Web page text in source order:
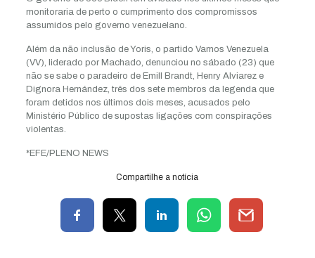
monitoraria de perto o cumprimento dos compromissos
assumidos pelo governo venezuelano.
Além da não inclusão de Yoris, o partido Vamos Venezuela
(VV), liderado por Machado, denunciou no sábado (23) que
não se sabe o paradeiro de Emill Brandt, Henry Alviarez e
Dignora Hernández, três dos sete membros da legenda que
foram detidos nos últimos dois meses, acusados pelo
Ministério Público de supostas ligações com conspirações
violentas.
*EFE/PLENO NEWS
Compartilhe a notícia